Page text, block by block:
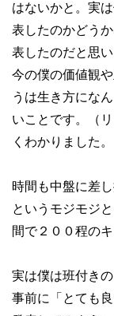
はないかと。実
表したのかどう
表したのだと思
今の僕の価値観
うは生き方にな
いことです。（
くわかりました。
時間も中盤に差
というモジモジ
間で２００程の
実は僕は班付き
事前に「とても